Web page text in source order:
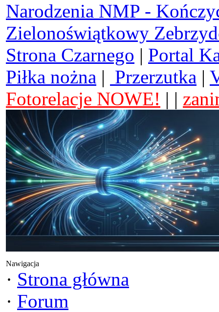
Narodzenia NMP -
Zielonoświątkowy
Strona Czarnego | Portal
Piłka nożna | Przerzutka |
Fotorelacje NOWE! | |
Nawigacja
· Strona główna
· Forum